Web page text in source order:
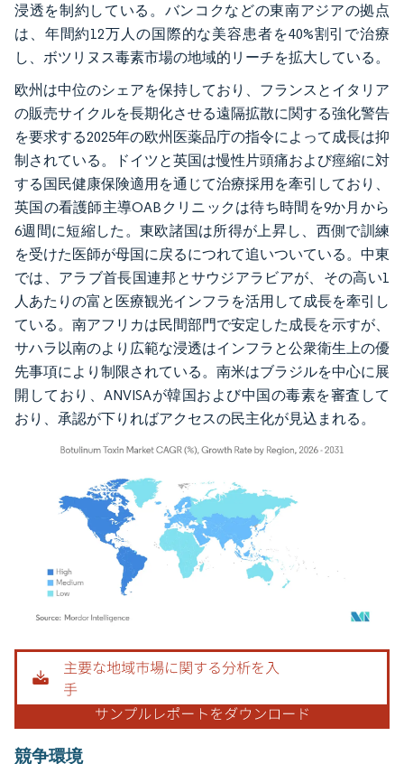
浸透を制約している。バンコクなどの東南アジアの拠点
は、年間約12万人の国際的な美容患者を40%割引で治療
し、ボツリヌス毒素市場の地域的リーチを拡大している。
欧州は中位のシェアを保持しており、フランスとイタリア
の販売サイクルを長期化させる遠隔拡散に関する強化警告
を要求する2025年の欧州医薬品庁の指令によって成長は抑
制されている。ドイツと英国は慢性片頭痛および痙縮に対
する国民健康保険適用を通じて治療採用を牽引しており、
英国の看護師主導OABクリニックは待ち時間を9か月から
6週間に短縮した。東欧諸国は所得が上昇し、西側で訓練
を受けた医師が母国に戻るにつれて追いついている。中東
では、アラブ首長国連邦とサウジアラビアが、その高い1
人あたりの富と医療観光インフラを活用して成長を牽引し
ている。南アフリカは民間部門で安定した成長を示すが、
サハラ以南のより広範な浸透はインフラと公衆衛生上の優
先事項により制限されている。南米はブラジルを中心に展
開しており、ANVISAが韓国および中国の毒素を審査して
おり、承認が下りればアクセスの民主化が見込まれる。
画像 © Mordor Intelligence。再利用にはCC BY 4.0の表示が必要です。
競争環境